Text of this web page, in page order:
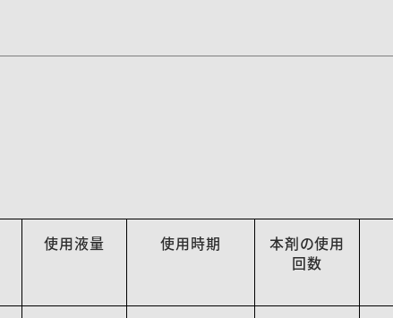
使用液量 使用時期
本剤の使用
回数